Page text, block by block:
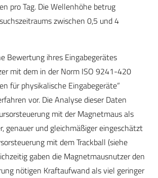
pro Tag. Die Wellenhöhe betrug
zwischen 0,5 und 4
Bewertung ihres Eingabegerätes
mit dem in der Norm ISO 9241-420
für physikalische Eingabegeräte“
vor. Die Analyse dieser Daten
mit der Magnetmaus als
genauer und gleichmäßiger eingeschätzt
mit dem Trackball (siehe
gaben die Magnetmausnutzer den
nötigen Kraftaufwand als viel geringer